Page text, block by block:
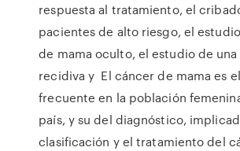
respuesta al tratamiento, el
pacientes de alto riesgo, el
de mama oculto, el estudio de
recidiva y El cáncer de mama es
frecuente en la población
país, y su del diagnóstico,
clasificación y el tratamiento del